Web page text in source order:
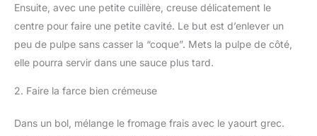
Ensuite, avec une petite cuillère, creuse délicatement le
centre pour faire une petite cavité. Le but est d’enlever un
peu de pulpe sans casser la “coque”. Mets la pulpe de côté,
elle pourra servir dans une sauce plus tard.
2. Faire la farce bien crémeuse
Dans un bol, mélange le fromage frais avec le yaourt grec.